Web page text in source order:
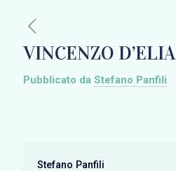
VINCENZO D’ELIA
Pubblicato da Stefano Panfili
Stefano Panfili